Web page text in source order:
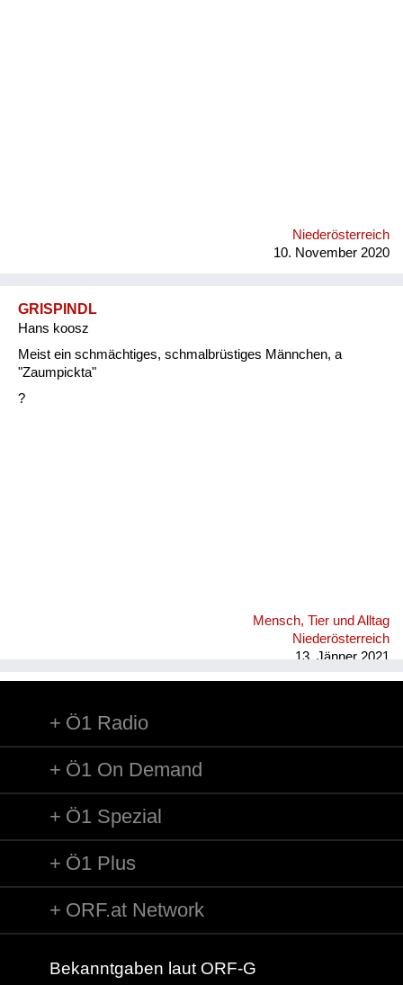
Niederösterreich
10. November 2020
GRISPINDL
Hans koosz
Meist ein schmächtiges, schmalbrüstiges Männchen, a
"Zaumpickta"
?
Mensch, Tier und Alltag
Niederösterreich
13. Jänner 2021
Ö1 Radio
Ö1 On Demand
Ö1 Spezial
Ö1 Plus
ORF.at Network
Bekanntgaben laut ORF-G